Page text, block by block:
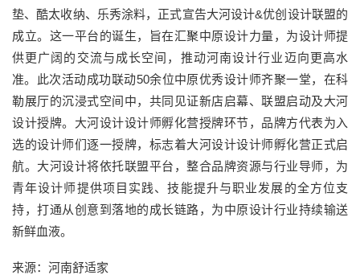
垫、酷太收纳、乐秀涂料，正式宣告大河设计&优创设计联盟的
成立。这一平台的诞生，旨在汇聚中原设计力量，为设计师提
供更广阔的交流与成长空间，推动河南设计行业迈向更高水
准。此次活动成功联动50余位中原优秀设计师齐聚一堂，在科
勒展厅的沉浸式空间中，共同见证新店启幕、联盟启动及大河
设计授牌。大河设计设计师孵化营授牌环节，品牌方代表为入
选的设计师们逐一授牌，标志着大河设计设计师孵化营正式启
航。大河设计将依托联盟平台，整合品牌资源与行业导师，为
青年设计师提供项目实践、技能提升与职业发展的全方位支
持，打通从创意到落地的成长链路，为中原设计行业持续输送
新鲜血液。
来源：河南舒适家